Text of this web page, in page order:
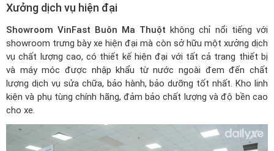
Xưởng dịch vụ hiện đại
Showroom VinFast Buôn Ma Thuột không chỉ nổi tiếng với
showroom trưng bày xe hiện đại mà còn sở hữu một xưởng dịch
vụ chất lượng cao, có thiết kế hiện đại với tất cả trang thiết bị
và máy móc được nhập khẩu từ nước ngoài đem đến chất
lượng dịch vụ sửa chữa, bảo hành, bảo dưỡng tốt nhất. Kho linh
kiện và phụ tùng chính hãng, đảm bảo chất lượng và độ bền cao
cho xe.